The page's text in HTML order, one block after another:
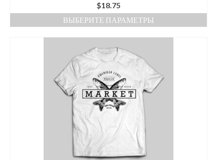
$18.75
ВЫБЕРИТЕ ПАРАМЕТРЫ
имеет
несколько
вариаций.
Опции
можно
выбрать
на
товара.